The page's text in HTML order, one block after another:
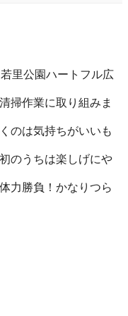
里公園ハートフル広
掃作業に取り組みま
のは気持ちがいいも
のうちは楽しげにや
力勝負！かなりつら